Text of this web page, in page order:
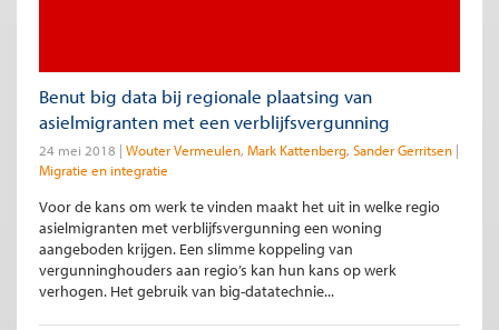
Benut big data bij regionale plaatsing van
asielmigranten met een verblijfsvergunning
24 mei 2018 Wouter Vermeulen Mark Kattenberg Sander Gerritsen
Migratie en integratie
Voor de kans om werk te vinden maakt het uit in welke regio
asielmigranten met verblijfsvergunning een woning
aangeboden krijgen. Een slimme koppeling van
vergunninghouders aan regio’s kan hun kans op werk
verhogen. Het gebruik van big-datatechnie...